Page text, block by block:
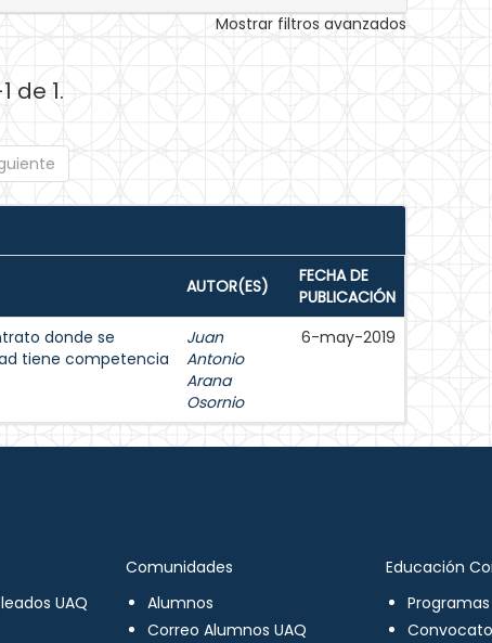
Mostrar filtros avanzados
de 1.
AUTOR(ES)
FECHA DE
PUBLICACIÓN
donde se
tiene competencia
Juan
Antonio
Arana
Osornio
6-may-2019
UAQ
Comunidades
Alumnos
Correo Alumnos UAQ
Educación